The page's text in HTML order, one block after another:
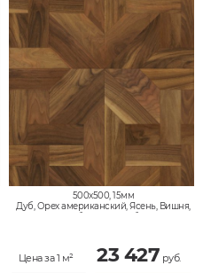
500x500, 15мм
Дуб, Орех американский, Ясень, Вишня,
Клён, Тик, Мербау, Термодуб, Палисандр,
Цена за 1 м² 23 427 руб.